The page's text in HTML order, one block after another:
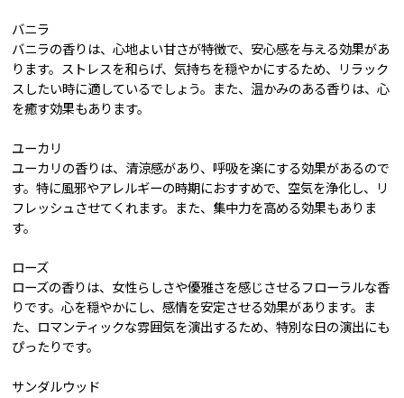
バニラ
バニラの香りは、心地よい甘さが特徴で、安心感を与える効果があ
ります。ストレスを和らげ、気持ちを穏やかにするため、リラック
スしたい時に適しているでしょう。また、温かみのある香りは、心
を癒す効果もあります。
ユーカリ
ユーカリの香りは、清涼感があり、呼吸を楽にする効果があるので
す。特に風邪やアレルギーの時期におすすめで、空気を浄化し、リ
フレッシュさせてくれます。また、集中力を高める効果もありま
す。
ローズ
ローズの香りは、女性らしさや優雅さを感じさせるフローラルな香
りです。心を穏やかにし、感情を安定させる効果があります。ま
た、ロマンティックな雰囲気を演出するため、特別な日の演出にも
ぴったりです。
サンダルウッド